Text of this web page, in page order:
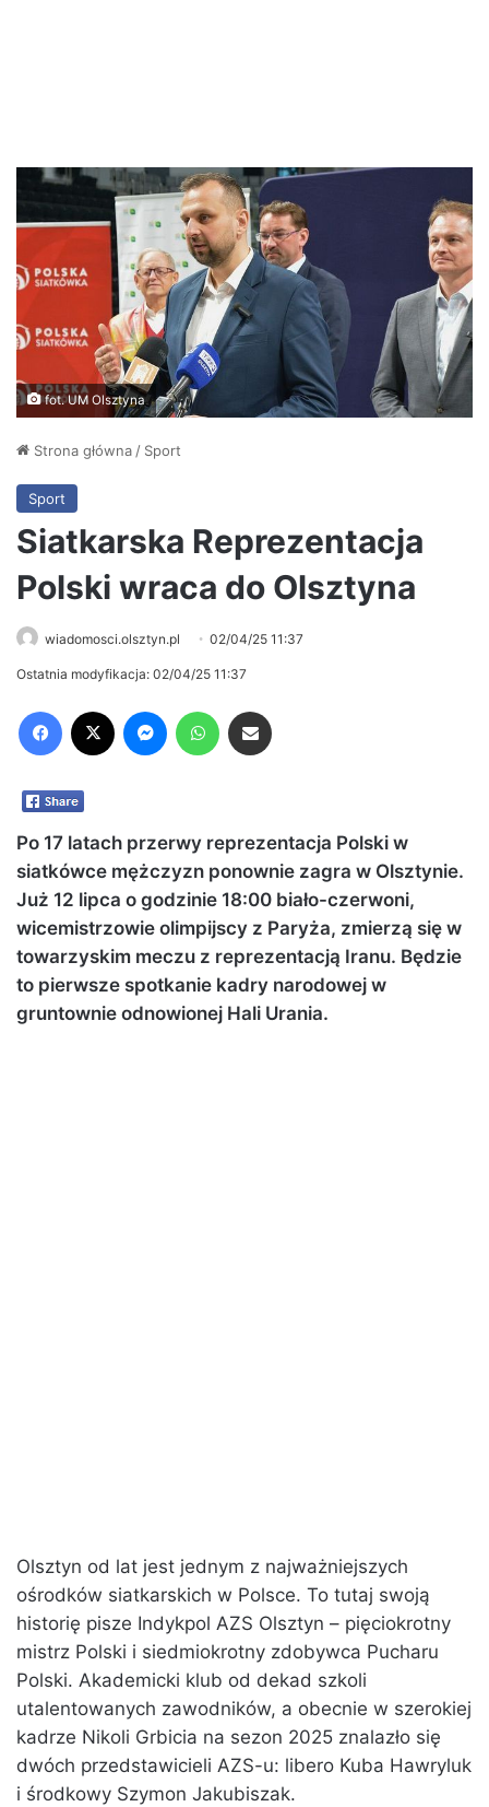
fot. UM Olsztyna
Strona główna / Sport
Sport
Siatkarska Reprezentacja
Polski wraca do Olsztyna
wiadomosci.olsztyn.pl 02/04/25 11:37
Ostatnia modyfikacja: 02/04/25 11:37
Po 17 latach przerwy reprezentacja Polski w
siatkówce mężczyzn ponownie zagra w Olsztynie.
Już 12 lipca o godzinie 18:00 biało-czerwoni,
wicemistrzowie olimpijscy z Paryża, zmierzą się w
towarzyskim meczu z reprezentacją Iranu. Będzie
to pierwsze spotkanie kadry narodowej w
gruntownie odnowionej Hali Urania.
Olsztyn od lat jest jednym z najważniejszych
ośrodków siatkarskich w Polsce. To tutaj swoją
historię pisze Indykpol AZS Olsztyn – pięciokrotny
mistrz Polski i siedmiokrotny zdobywca Pucharu
Polski. Akademicki klub od dekad szkoli
utalentowanych zawodników, a obecnie w szerokiej
kadrze Nikoli Grbicia na sezon 2025 znalazło się
dwóch przedstawicieli AZS-u: libero Kuba Hawryluk
i środkowy Szymon Jakubiszak.